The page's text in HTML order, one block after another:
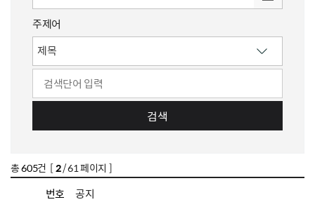
주제어
검색
총605건 [2/ 61 페이지 ]
번호
공지